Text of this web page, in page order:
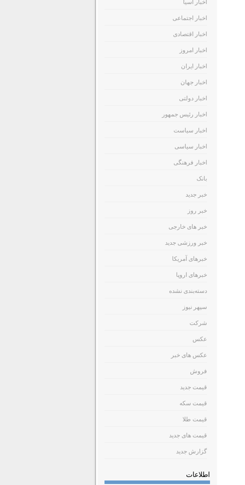
اخبار اجتماعی
اخبار اقتصادی
اخبار امروز
اخبار ایران
اخبار جهان
اخبار دولتی
اخبار رئیس جمهور
اخبار سیاست
اخبار سیاسی
اخبار فرهنگی
بانک
خبر جدید
خبر روز
خبر های خارجی
خبر ورزشی جدید
خبرهای آمریکا
خبرهای اروپا
دسته‌بندی نشده
سپهر نیوز
شرکت
عکس
عکس های خبر
فروش
قیمت جدید
قیمت سکه
قیمت طلا
قیمت های جدید
گزارش جدید
اطلاعات